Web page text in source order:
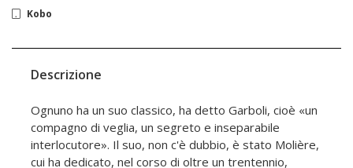
Kobo
Descrizione
Ognuno ha un suo classico, ha detto Garboli, cioè «un
compagno di veglia, un segreto e inseparabile
interlocutore». Il suo, non c'è dubbio, è stato Molière,
cui ha dedicato, nel corso di oltre un trentennio,